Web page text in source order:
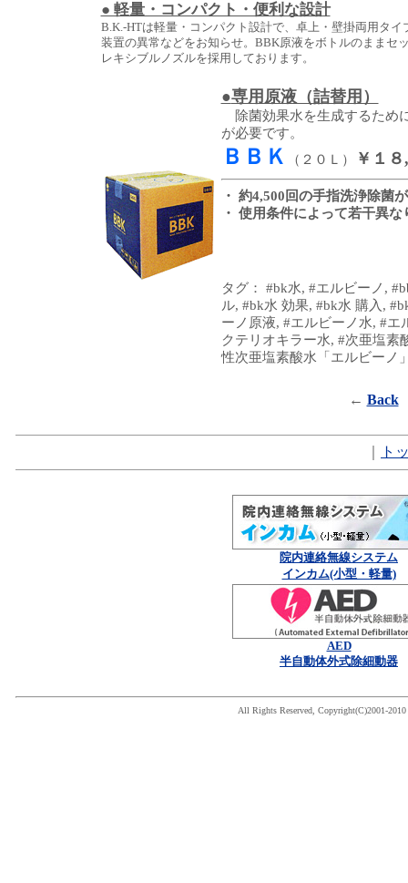
● 軽量・コンパクト・便利な設計
B.K.-HTは軽量・コンパクト設計で、卓上・壁掛両用タ
装置の異常などをお知らせ。BBK原液をボトルのままセ
レキシブルノズルを採用しております。
●専用原液（詰替用）
除菌効果水を生成するため
が必要です。
ＢＢＫ （２０Ｌ） ￥１
・ 約4,500回の手指洗浄除菌
・ 使用条件によって若干異な
タグ： #bk水, #エルビーノ,
ル, #bk水 効果, #bk水 購入,
ーノ原液, #エルビーノ水, #エ
クテリオキラー水, #次亜塩素
性次亜塩素酸水「エルビーノ
← Back
ト
院内連絡無線システム
インカム(小型・軽量)
AED
半自動体外式除細動器
All Rights Reserved, Copyright(C)2001-2010